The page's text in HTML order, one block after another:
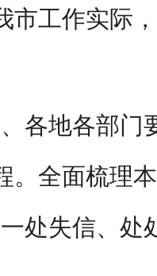
市工作实际
各地各部门
。全面梳理
一处失信、处